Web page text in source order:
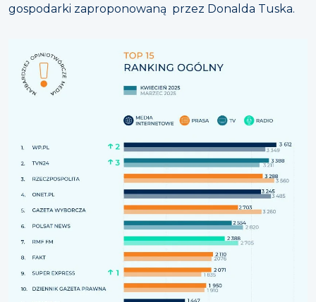
gospodarki zaproponowaną przez Donalda Tuska.